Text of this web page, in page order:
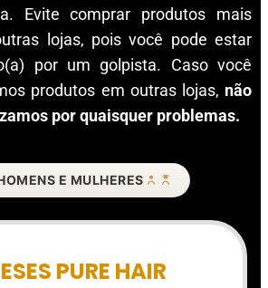
Evite comprar produtos mais
lojas, pois você pode estar
por um golpista. Caso você
produtos em outras lojas, não
por quaisquer problemas.
E MULHERES
PURE HAIR